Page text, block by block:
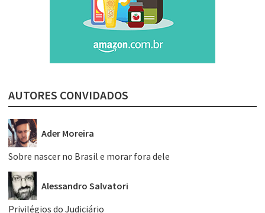
AUTORES CONVIDADOS
Ader Moreira
Sobre nascer no Brasil e morar fora dele
Alessandro Salvatori
Privilégios do Judiciário